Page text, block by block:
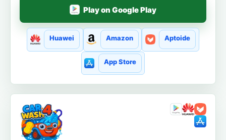
Play on Google Play
Huawei Amazon Aptoide
App Store